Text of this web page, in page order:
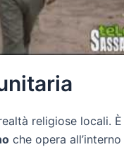
religiose locali.
che opera